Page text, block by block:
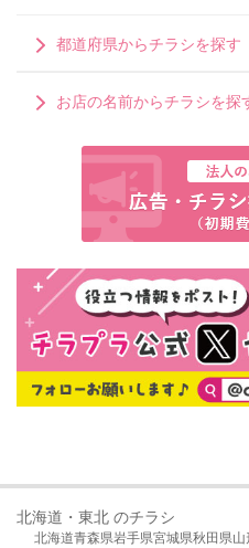
都道府県からチラシを探す
お店の名前からチラシを探
北海道・東北 のチラシ
北海道青森県岩手県宮城県秋田県山